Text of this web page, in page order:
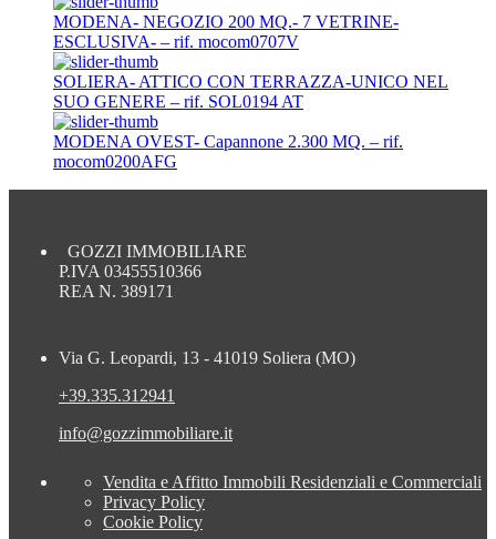
MODENA- NEGOZIO 200 MQ.- 7 VETRINE-
ESCLUSIVA- – rif. mocom0707V
SOLIERA- ATTICO CON TERRAZZA-UNICO NEL
SUO GENERE – rif. SOL0194 AT
MODENA OVEST- Capannone 2.300 MQ. – rif.
mocom0200AFG
GOZZI IMMOBILIARE
P.IVA 03455510366
REA N. 389171
Via G. Leopardi, 13 - 41019 Soliera (MO)
+39.335.312941
info@gozzimmobiliare.it
Vendita e Affitto Immobili Residenziali e Commerciali
Privacy Policy
Cookie Policy